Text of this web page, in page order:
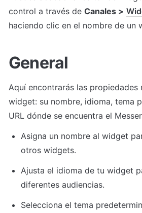
control a través de Canales >
haciendo clic en el nombre de un
General
Aquí encontrarás las propiedades
widget: su nombre, idioma, tema
URL dónde se encuentra el
Asigna un nombre al widget
otros widgets.
Ajusta el idioma de tu widget
diferentes audiencias.
Selecciona el tema